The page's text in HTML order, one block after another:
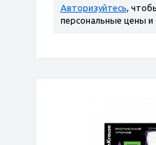
Авторизуйтесь,
персональные цены и